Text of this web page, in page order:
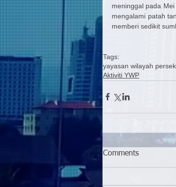
meninggal pada
mengalami patah
memberi sedikit
Tags:
yayasan wilayah
Aktiviti YWP
Comments